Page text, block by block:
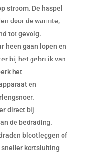
stroom. De haspel
door de warmte,
tot gevolg.
heen gaan lopen en
bij het gebruik van
het
en
direct bij
de bedrading.
blootleggen of
sneller kortsluiting